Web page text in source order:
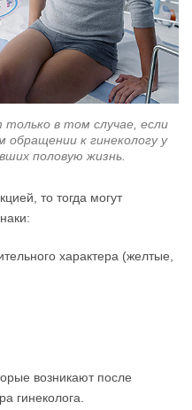
только в том случае, если
обращении к гинекологу у
половую жизнь.
то тогда могут
характера (желтые,
возникают после
гинеколога.